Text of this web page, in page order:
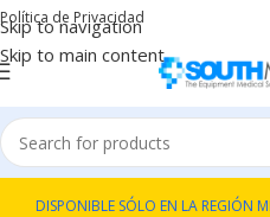
Skip to navigation
Skip to main content
Política de Privacidad
DISPONIBLE SÓLO EN LA REGIÓN